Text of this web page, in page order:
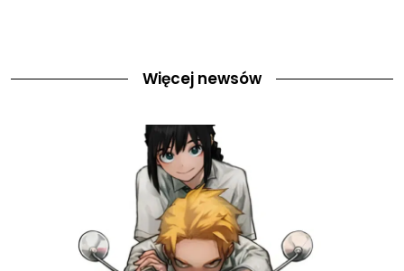
Więcej newsów